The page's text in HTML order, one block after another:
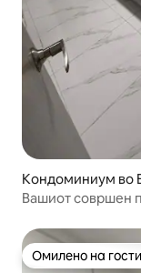
Кондоминиум во
Вашиот совршен
Омилено на
Омилено на